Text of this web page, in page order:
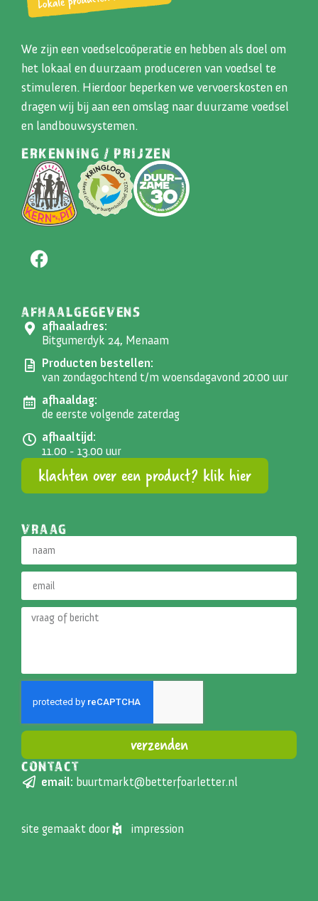
We zijn een voedselcoöperatie en hebben als doel om
het lokaal en duurzaam produceren van voedsel te
stimuleren. Hierdoor beperken we vervoerskosten en
dragen wij bij aan een omslag naar duurzame voedsel
en landbouwsystemen.
ERKENNING / PRIJZEN
AFHAALGEGEVENS
afhaaladres:
Bitgumerdyk 24, Menaam
Producten bestellen:
van zondagochtend t/m woensdagavond 20:00 uur
afhaaldag:
de eerste volgende zaterdag
afhaaltijd:
11.00 - 13.00 uur
klachten over een product? klik hier
VRAAG
verzenden
Alternative:
CONTACT
email: buurtmarkt@betterfoarletter.nl
site gemaakt door impression